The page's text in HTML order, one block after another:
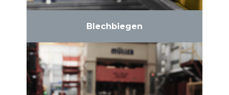
Blechbiegen